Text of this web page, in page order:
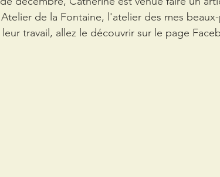
de la Fontaine, l'atelier des mes
travail, allez le découvrir sur le page